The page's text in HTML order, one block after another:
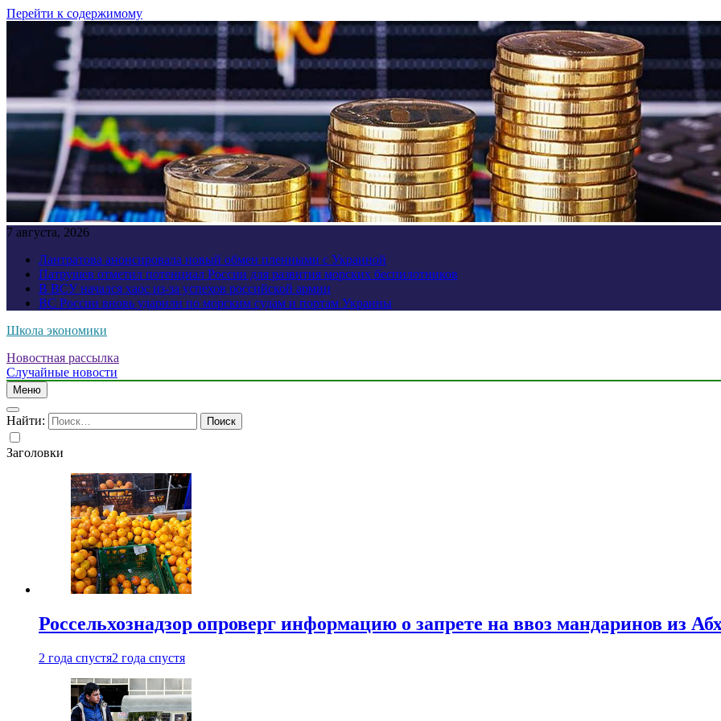
Перейти к содержимому
7 августа, 2026
Лантратова анонсировала новый обмен пленными с Украиной
Патрушев отметил потенциал России для развития морских беспилотников
В ВСУ начался хаос из-за успехов российской армии
ВС России вновь ударили по морским судам и портам Украины
Школа экономики
Новостная рассылка
Случайные новости
Меню
Найти:
Заголовки
Россельхознадзор опроверг информацию о запрете на ввоз мандаринов из
2 года спустя2 года спустя